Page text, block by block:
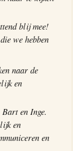
blij mee!
we hebben
naar de
en
en Inge.
en
en